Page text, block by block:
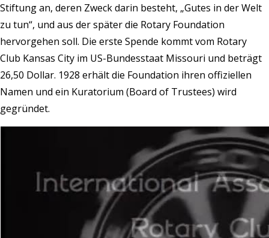
Stiftung an, deren Zweck darin besteht, „Gutes in der Welt
zu tun“, und aus der später die Rotary Foundation
hervorgehen soll. Die erste Spende kommt vom Rotary
Club Kansas City im US-Bundesstaat Missouri und beträgt
26,50 Dollar. 1928 erhält die Foundation ihren offiziellen
Namen und ein Kuratorium (Board of Trustees) wird
gegründet.